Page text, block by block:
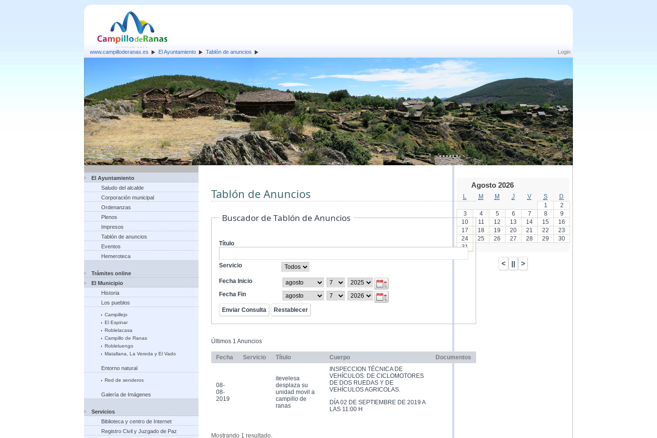
Login
www.campilloderanas.es El Ayuntamiento Tablón de anuncios
El Ayuntamiento
Saludo del alcalde
Corporación municipal
Ordenanzas
Plenos
Impresos
Tablón de anuncios
Eventos
Hemeroteca
Trámites online
El Municipio
Historia
Los pueblos
Campillejo
El Espinar
Roblelacasa
Campillo de Ranas
Robleluengo
Matallana, La Vereda y El Vado
Entorno natural
Red de senderos
Galería de Imágenes
Servicios
Biblioteca y centro de Internet
Registro Civil y Juzgado de Paz
Tablón de Anuncios
Buscador de Tablón de Anuncios
Título
Servicio
Fecha Inicio
Fecha Fin
Últimos 1 Anuncios
Fecha Servicio Título Cuerpo Documentos
08-
08-
2019
itevelesa
desplaza su
unidad movil a
campillo de
ranas
INSPECCION TÉCNICA DE
VEHÍCULOS: DE CICLOMOTORES
DE DOS RUEDAS Y DE
VEHÍCULOS AGRICOLAS.
DÍA 02 DE SEPTIEMBRE DE 2019 A
LAS 11:00 H
Mostrando 1 resultado.
Agosto 2026
M M J V S
D
1
2
3
4 5 6 7 8
9
10
11 12 13 14 15
16
17
18 19 20 21 22
23
24
25 26 27 28 29
30
31